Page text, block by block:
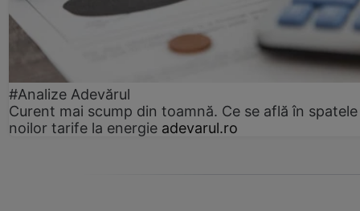
#Analize Adevărul
Curent mai scump din toamnă. Ce se află în spatele
noilor tarife la energie adevarul.ro